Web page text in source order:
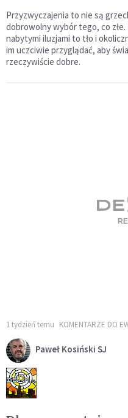
Przyzwyczajenia to nie są
dobrowolny wybór tego, co
nabytymi iluzjami to tło i
im uczciwie przyglądać, aby
rzeczywiście dobre.
1 tydzień temu KOMENTARZE DO
Paweł Kosiński SJ